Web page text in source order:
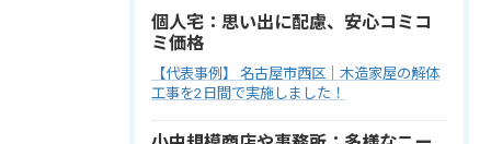
個人宅：思い出に配慮、安心コミコ
ミ価格
【代表事例】 名古屋市西区｜木造家屋の解体
工事を2日間で実施しました！